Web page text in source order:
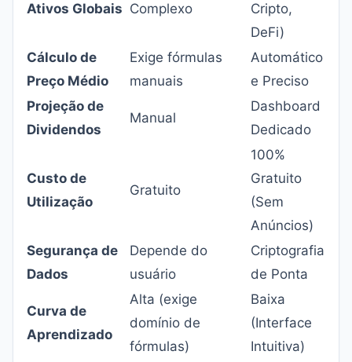
Ativos Globais Complexo
Cripto,
DeFi)
Cálculo de
Preço Médio
Exige fórmulas
manuais
Automático
e Preciso
Projeção de
Dividendos
Manual
Dashboard
Dedicado
Custo de
Utilização
Gratuito
100%
Gratuito
(Sem
Anúncios)
Segurança de
Dados
Depende do
usuário
Criptografia
de Ponta
Curva de
Aprendizado
Alta (exige
domínio de
fórmulas)
Baixa
(Interface
Intuitiva)